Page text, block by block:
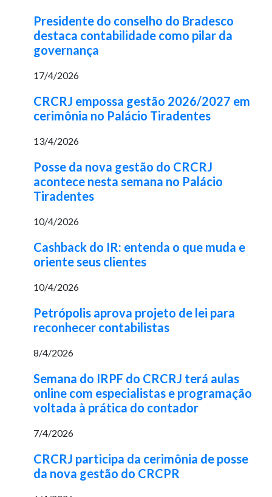
Presidente do conselho do Bradesco
destaca contabilidade como pilar da
governança
17/4/2026
CRCRJ empossa gestão 2026/2027 em
cerimônia no Palácio Tiradentes
13/4/2026
Posse da nova gestão do CRCRJ
acontece nesta semana no Palácio
Tiradentes
10/4/2026
Cashback do IR: entenda o que muda e
oriente seus clientes
10/4/2026
Petrópolis aprova projeto de lei para
reconhecer contabilistas
8/4/2026
Semana do IRPF do CRCRJ terá aulas
online com especialistas e programação
voltada à prática do contador
7/4/2026
CRCRJ participa da cerimônia de posse
da nova gestão do CRCPR